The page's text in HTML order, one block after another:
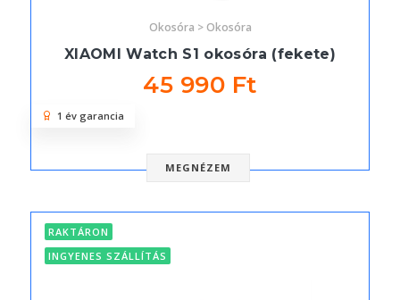
Okosóra > Okosóra
XIAOMI Watch S1 okosóra (fekete)
45 990 Ft
MEGNÉZEM
1 év garancia
RAKTÁRON
INGYENES SZÁLLÍTÁS